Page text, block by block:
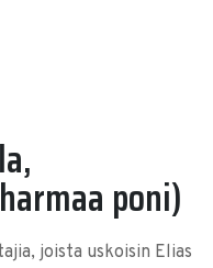
poni)
joista uskoisin Elias